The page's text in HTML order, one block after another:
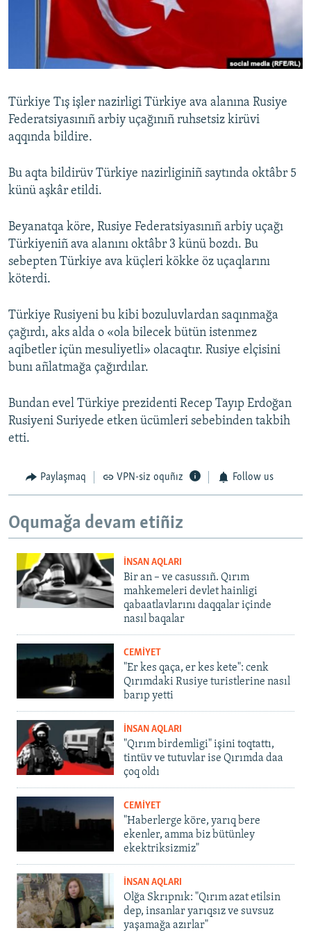
Русский
Українською
Türkiye Tış işler nazirligi Türkiye ava alanına Rusiye
Federatsiyasınıñ arbiy uçağınıñ ruhsetsiz kirüvi
aqqında bildire.
Bu aqta bildirüv Türkiye nazirliginiñ saytında oktâbr 5
künü aşkâr etildi.
Beyanatqa köre, Rusiye Federatsiyasınıñ arbiy uçağı
Türkiyeniñ ava alanını oktâbr 3 künü bozdı. Bu
sebepten Türkiye ava küçleri kökke öz uçaqlarını
köterdi.
Türkiye Rusiyeni bu kibi bozuluvlardan saqınmağa
çağırdı, aks alda o «ola bilecek bütün istenmez
aqibetler içün mesuliyetli» olacaqtır. Rusiye elçisini
bunı añlatmağa çağırdılar.
Bundan evel Türkiye prezidenti Recep Tayıp Erdoğan
Rusiyeni Suriyede etken ücümleri sebebinden takbih
etti.
Paylaşmaq VPN-siz oquñız Follow us
Oqumağa devam etiñiz
İNSAN AQLARI
Bir an – ve casussıñ. Qırım
mahkemeleri devlet hainligi
qabaatlavlarını daqqalar içinde
nasıl baqalar
CEMİYET
"Er kes qaça, er kes kete": cenk
Qırımdaki Rusiye turistlerine nasıl
barıp yetti
İNSAN AQLARI
"Qırım birdemligi" işini toqtattı,
tintüv ve tutuvlar ise Qırımda daa
çoq oldı
CEMİYET
"Haberlerge köre, yarıq bere
ekenler, amma biz bütünley
ekektriksizmiz"
İNSAN AQLARI
Olğa Skrıpnık: "Qırım azat etilsin
dep, insanlar yarıqsız ve suvsuz
yaşamağa azırlar"